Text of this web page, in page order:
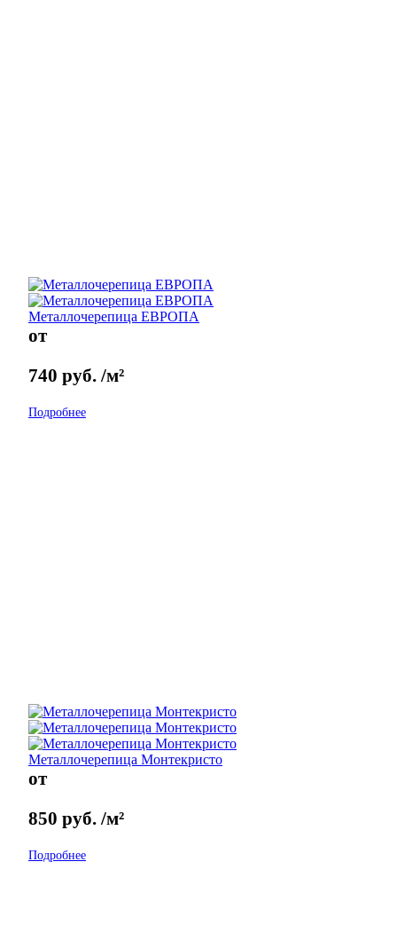
Металлочерепица ЕВРОПА
от
740 руб. /м²
Подробнее
Металлочерепица Монтекристо
от
850 руб. /м²
Подробнее